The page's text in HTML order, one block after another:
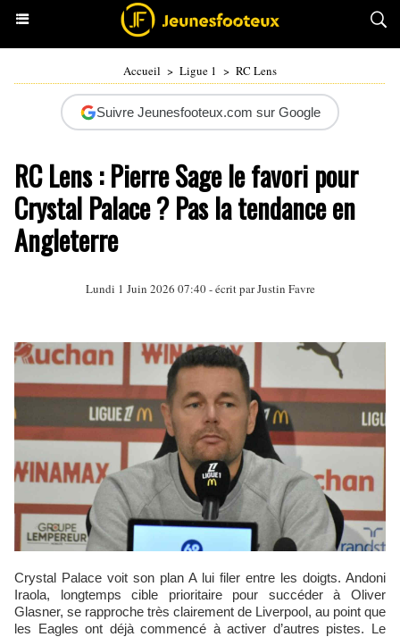
Accueil > Ligue 1 > RC Lens
Suivre Jeunesfooteux.com sur Google
RC Lens : Pierre Sage le favori pour
Crystal Palace ? Pas la tendance en
Angleterre
Lundi 1 Juin 2026 07:40 - écrit parJustin Favre
Crystal Palace voit son plan A lui filer entre les doigts. Andoni
Iraola, longtemps cible prioritaire pour succéder à Oliver
Glasner, se rapproche très clairement de Liverpool, au point que
les Eagles ont déjà commencé à activer d’autres pistes. Le